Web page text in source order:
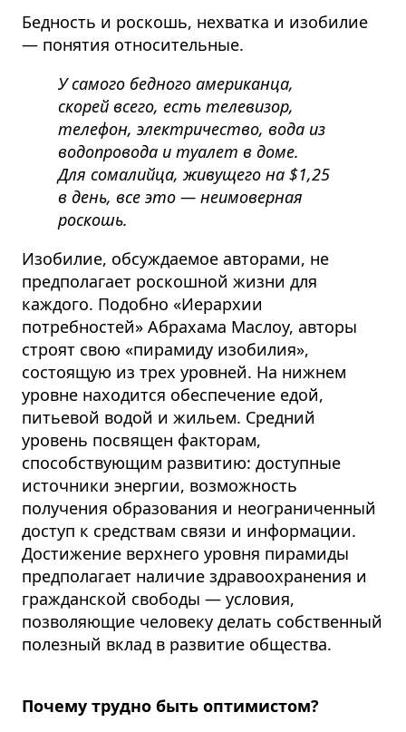
Бедность и роскошь, нехватка и изобилие
— понятия относительные.
У самого бедного американца,
скорей всего, есть телевизор,
телефон, электричество, вода из
водопровода и туалет в доме.
Для сомалийца, живущего на $1,25
в день, все это — неимоверная
роскошь.
Изобилие, обсуждаемое авторами, не
предполагает роскошной жизни для
каждого. Подобно «Иерархии
потребностей» Абрахама Маслоу, авторы
строят свою «пирамиду изобилия»,
состоящую из трех уровней. На нижнем
уровне находится обеспечение едой,
питьевой водой и жильем. Средний
уровень посвящен факторам,
способствующим развитию: доступные
источники энергии, возможность
получения образования и неограниченный
доступ к средствам связи и информации.
Достижение верхнего уровня пирамиды
предполагает наличие здравоохранения и
гражданской свободы — условия,
позволяющие человеку делать собственный
полезный вклад в развитие общества.
Почему трудно быть оптимистом?